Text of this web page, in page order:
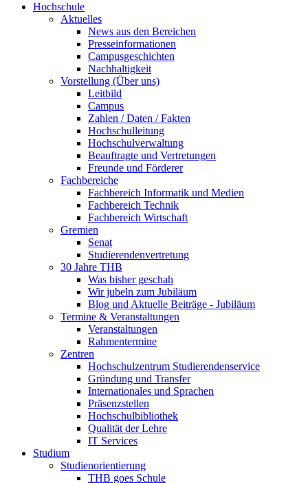
Hochschule
Aktuelles
News aus den Bereichen
Presseinformationen
Campusgeschichten
Nachhaltigkeit
Vorstellung (Über uns)
Leitbild
Campus
Zahlen / Daten / Fakten
Hochschulleitung
Hochschulverwaltung
Beauftragte und Vertretungen
Freunde und Förderer
Fachbereiche
Fachbereich Informatik und Medien
Fachbereich Technik
Fachbereich Wirtschaft
Gremien
Senat
Studierendenvertretung
30 Jahre THB
Was bisher geschah
Wir jubeln zum Jubiläum
Blog und Aktuelle Beiträge - Jubiläum
Termine & Veranstaltungen
Veranstaltungen
Rahmentermine
Zentren
Hochschulzentrum Studierendenservice
Gründung und Transfer
Internationales und Sprachen
Präsenzstellen
Hochschulbibliothek
Qualität der Lehre
IT Services
Studium
Studienorientierung
THB goes Schule